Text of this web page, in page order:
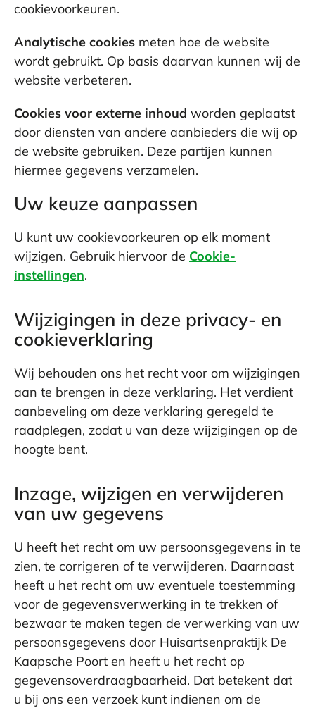
cookievoorkeuren.
Analytische cookies meten hoe de website
wordt gebruikt. Op basis daarvan kunnen wij de
website verbeteren.
Cookies voor externe inhoud worden geplaatst
door diensten van andere aanbieders die wij op
de website gebruiken. Deze partijen kunnen
hiermee gegevens verzamelen.
Uw keuze aanpassen
U kunt uw cookievoorkeuren op elk moment
wijzigen. Gebruik hiervoor de Cookie-
instellingen.
Wijzigingen in deze privacy- en
cookieverklaring
Wij behouden ons het recht voor om wijzigingen
aan te brengen in deze verklaring. Het verdient
aanbeveling om deze verklaring geregeld te
raadplegen, zodat u van deze wijzigingen op de
hoogte bent.
Inzage, wijzigen en verwijderen
van uw gegevens
U heeft het recht om uw persoonsgegevens in te
zien, te corrigeren of te verwijderen. Daarnaast
heeft u het recht om uw eventuele toestemming
voor de gegevensverwerking in te trekken of
bezwaar te maken tegen de verwerking van uw
persoonsgegevens door Huisartsenpraktijk De
Kaapsche Poort en heeft u het recht op
gegevensoverdraagbaarheid. Dat betekent dat
u bij ons een verzoek kunt indienen om de